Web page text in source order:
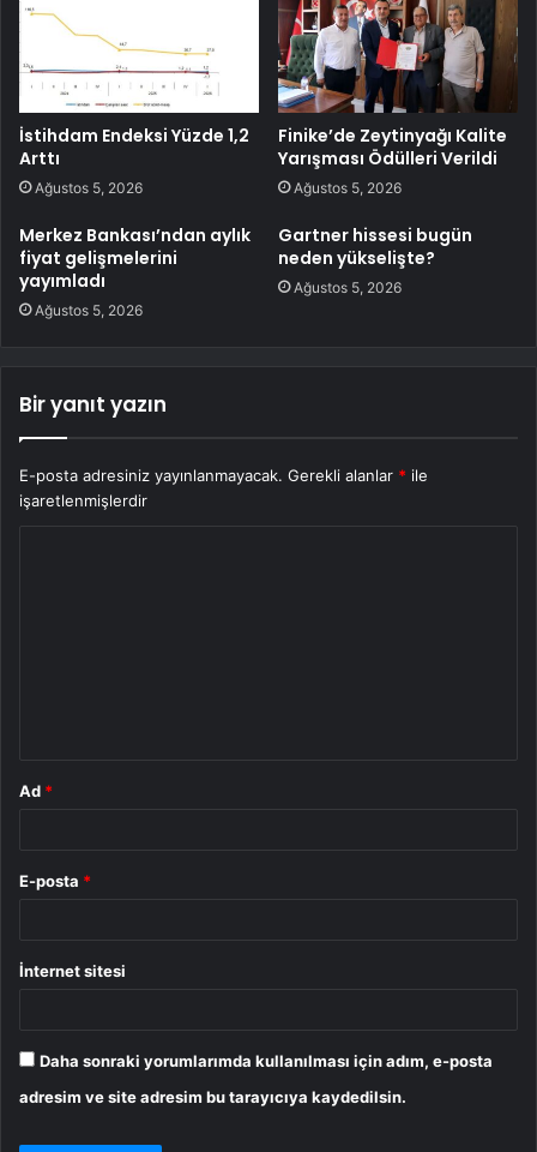
İstihdam Endeksi Yüzde 1,2
Arttı
Ağustos 5, 2026
Finike’de Zeytinyağı Kalite
Yarışması Ödülleri Verildi
Ağustos 5, 2026
Merkez Bankası’ndan aylık
fiyat gelişmelerini
yayımladı
Ağustos 5, 2026
Gartner hissesi bugün
neden yükselişte?
Ağustos 5, 2026
Bir yanıt yazın
E-posta adresiniz yayınlanmayacak. Gerekli alanlar * ile
işaretlenmişlerdir
Ad *
E-posta *
İnternet sitesi
Daha sonraki yorumlarımda kullanılması için adım, e-posta
adresim ve site adresim bu tarayıcıya kaydedilsin.